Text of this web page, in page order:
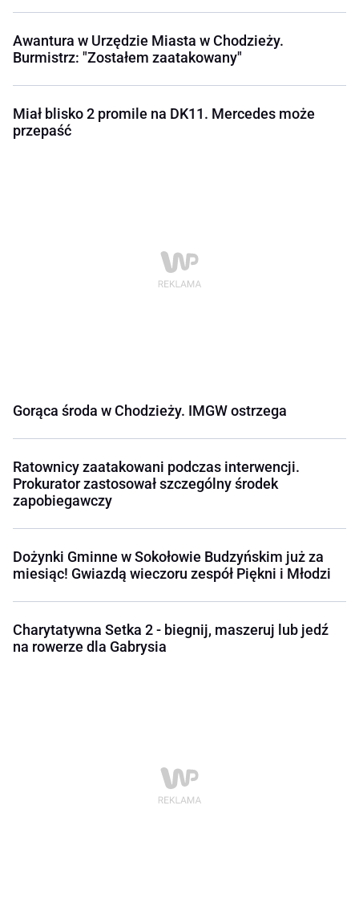
Awantura w Urzędzie Miasta w Chodzieży.
Burmistrz: "Zostałem zaatakowany"
Miał blisko 2 promile na DK11. Mercedes może
przepaść
Gorąca środa w Chodzieży. IMGW ostrzega
Ratownicy zaatakowani podczas interwencji.
Prokurator zastosował szczególny środek
zapobiegawczy
Dożynki Gminne w Sokołowie Budzyńskim już za
miesiąc! Gwiazdą wieczoru zespół Piękni i Młodzi
Charytatywna Setka 2 - biegnij, maszeruj lub jedź
na rowerze dla Gabrysia